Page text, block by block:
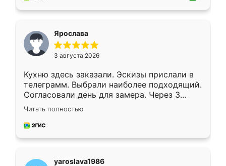
Ярослава
3 августа 2026
Кухню здесь заказали. Эскизы прислали в
телеграмм. Выбрали наиболее подходящий.
Согласовали день для замера. Через 3
недели кухня была уже готова. Остались
довольны работой. Спасибо Ренессанс
мебель за качественную работу!
Читать полностью
yaroslava1986